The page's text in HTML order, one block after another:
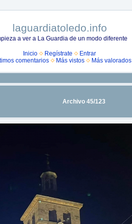
laguardiatoledo.info
a ver a La Guardia de un modo diferente
Inicio Regístrate
Entrar
comentarios Más vistos Más valorados
Archivo 45/123